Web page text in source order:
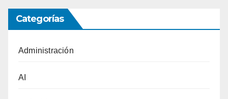
Categorías
Administración
AI